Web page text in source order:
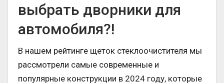
выбрать дворники для
автомобиля?!
В нашем рейтинге щеток стеклоочистителя мы
рассмотрели самые современные и
популярные конструкции в 2024 году, которые